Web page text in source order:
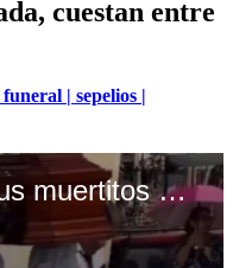
cuestan entre
| sepelios |
Deudos entierran a sus muertitos con banda y coreografía